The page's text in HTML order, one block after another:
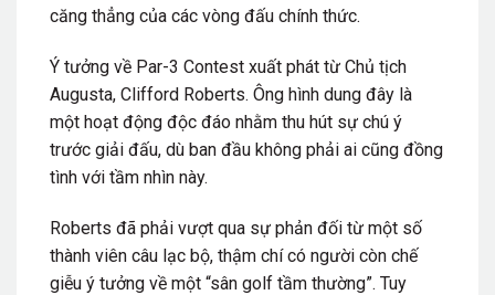
căng thẳng của các vòng đấu chính thức.
Ý tưởng về Par-3 Contest xuất phát từ Chủ tịch
Augusta, Clifford Roberts. Ông hình dung đây là
một hoạt động độc đáo nhằm thu hút sự chú ý
trước giải đấu, dù ban đầu không phải ai cũng đồng
tình với tầm nhìn này.
Roberts đã phải vượt qua sự phản đối từ một số
thành viên câu lạc bộ, thậm chí có người còn chế
giễu ý tưởng về một “sân golf tầm thường”. Tuy